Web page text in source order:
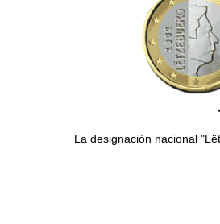
La designación nacional